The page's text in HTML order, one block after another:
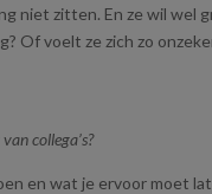
niet zitten. En ze wil wel
Of voelt ze zich zo
collega’s?
en wat je ervoor moet